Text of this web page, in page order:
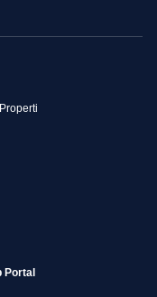
Portal